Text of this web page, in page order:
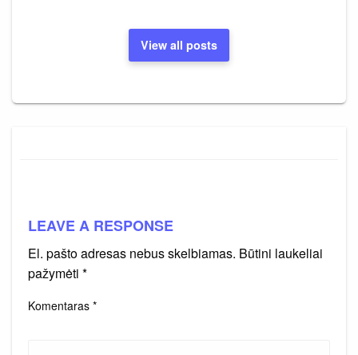
View all posts
LEAVE A RESPONSE
El. pašto adresas nebus skelbiamas. Būtini laukeliai
pažymėti *
Komentaras *